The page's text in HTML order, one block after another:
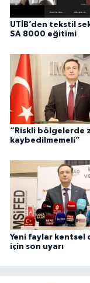
UTİB’den tekstil
SA 8000 eğitimi
“Riskli bölgelerde
kaybedilmemeli”
Yeni faylar kentsel
için son uyarı